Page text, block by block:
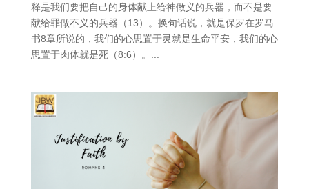
释是我们要把自己的身体献上给神做义的兵器，而不是要
献给罪做不义的兵器（13）。换句话说，就是保罗在罗马
书8章所说的，我们的心思置于灵就是生命平安，我们的心
思置于肉体就是死（8:6）。...